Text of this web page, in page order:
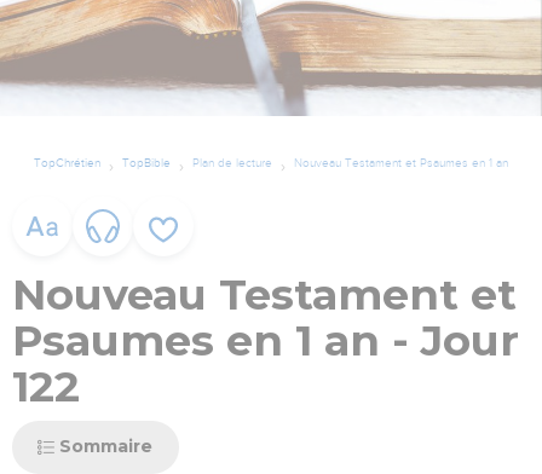
TopChrétien TopBible Plan de lecture Nouveau Testament et Psaumes en 1 an
Nouveau Testament et
Psaumes en 1 an - Jour
122
Sommaire